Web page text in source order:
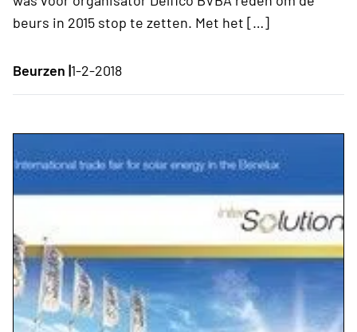
beurs in 2015 stop te zetten. Met het […]
Beurzen |1-2-2018